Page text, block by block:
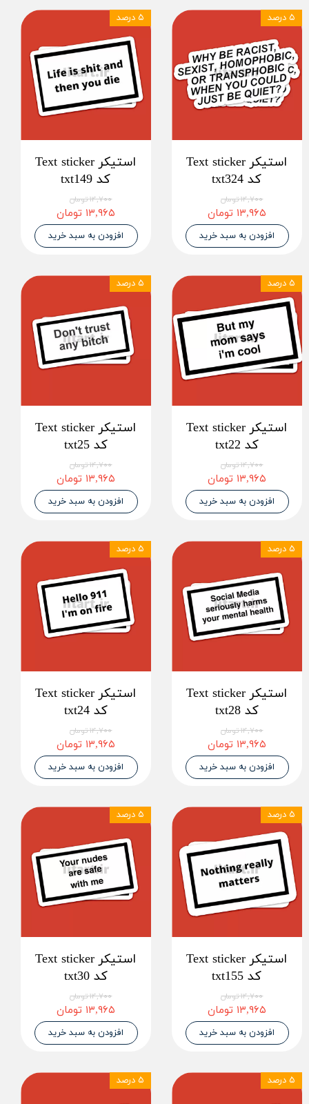
استیکر Text sticker
کد txt324
۱۴,۷۰۰ تومان
۱۳,۹۶۵ تومان
افزودن به سبد خرید
۵ درصد
استیکر Text sticker
کد txt149
۱۴,۷۰۰ تومان
۱۳,۹۶۵ تومان
افزودن به سبد خرید
۵ درصد
استیکر Text sticker
کد txt22
۱۴,۷۰۰ تومان
۱۳,۹۶۵ تومان
افزودن به سبد خرید
۵ درصد
استیکر Text sticker
کد txt25
۱۴,۷۰۰ تومان
۱۳,۹۶۵ تومان
افزودن به سبد خرید
۵ درصد
استیکر Text sticker
کد txt28
۱۴,۷۰۰ تومان
۱۳,۹۶۵ تومان
افزودن به سبد خرید
۵ درصد
استیکر Text sticker
کد txt24
۱۴,۷۰۰ تومان
۱۳,۹۶۵ تومان
افزودن به سبد خرید
۵ درصد
استیکر Text sticker
کد txt155
۱۴,۷۰۰ تومان
۱۳,۹۶۵ تومان
افزودن به سبد خرید
۵ درصد
استیکر Text sticker
کد txt30
۱۴,۷۰۰ تومان
۱۳,۹۶۵ تومان
افزودن به سبد خرید
۵ درصد
۵ درصد ۵ درصد